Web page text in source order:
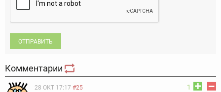
ОТПРАВИТЬ
Комментарии
1
28 ОКТ 17:17 #25